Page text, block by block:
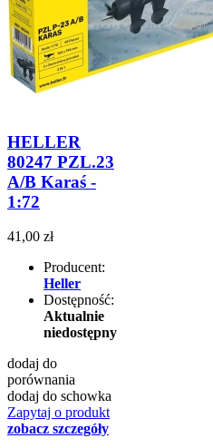
HELLER
80247 PZL.23
A/B Karaś -
1:72
41,00 zł
Producent:
Heller
Dostępność:
Aktualnie
niedostępny
dodaj do
porównania
dodaj do schowka
Zapytaj o produkt
zobacz szczegóły